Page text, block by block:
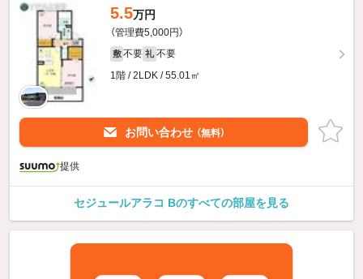
5.5万円
（管理費5,000円）
敷 不要 礼 不要
1階 / 2LDK / 55.01㎡
お問い合わせ （無料）
提供
セジュールアラコ Bのすべての部屋を見る